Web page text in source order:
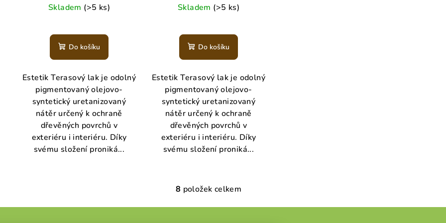
cena:
Skladem (>5 ks)
Do košíku
Estetik Terasový lak je odolný
pigmentovaný olejovo-
syntetický uretanizovaný
nátěr určený k ochraně
dřevěných povrchů v
exteriéru i interiéru. Díky
svému složení proniká...
cena:
Skladem (>5 ks)
hodnocení
produktu
je
5,0
z
5
hvězdiček.
Do košíku
Estetik Terasový lak je odolný
pigmentovaný olejovo-
syntetický uretanizovaný
nátěr určený k ochraně
dřevěných povrchů v
exteriéru i interiéru. Díky
svému složení proniká...
O
v
8 položek celkem